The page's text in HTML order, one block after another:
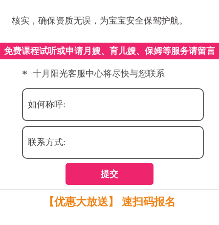
核实，确保资质无误，为宝宝安全保驾护航。
免费课程试听或申请月嫂、育儿嫂、保姆等服务请留言
* 十月阳光客服中心将尽快与您联系
如何称呼:
联系方式:
提交
【优惠大放送】 速扫码报名